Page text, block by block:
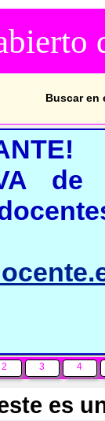
Buscar en
2 3 4
es